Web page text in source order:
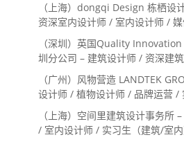
（上海）dongqi Design 栋栖设
资深室内设计师 / 室内设计师 / 媒
系主管 / 设计实习生（常年招聘）
（深圳）英国Quality
圳分公司 – 建筑设计师 / 资深建
内设计师 / 设计实习生
（广州）风物营造 LANDTEK
设计师 / 植物设计师 / 品牌运营 /
（上海）空间里建筑设计事务所
/ 室内设计师 / 实习生（建筑/室内